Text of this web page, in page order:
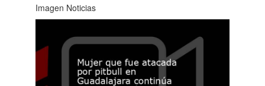
Imagen Noticias